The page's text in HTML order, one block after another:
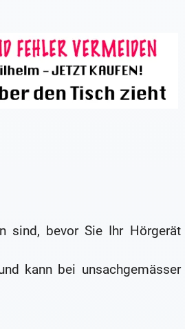
sind, bevor Sie Ihr Hörgerät
kann bei unsachgemässer